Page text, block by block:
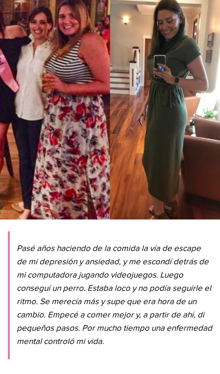
Pasé años haciendo de la comida la vía de escape
de mi depresión y ansiedad, y me escondí detrás de
mi computadora jugando videojuegos. Luego
conseguí un perro. Estaba loco y no podía seguirle el
ritmo. Se merecía más y supe que era hora de un
cambio. Empecé a comer mejor y, a partir de ahí, di
pequeños pasos. Por mucho tiempo una enfermedad
mental controló mi vida.